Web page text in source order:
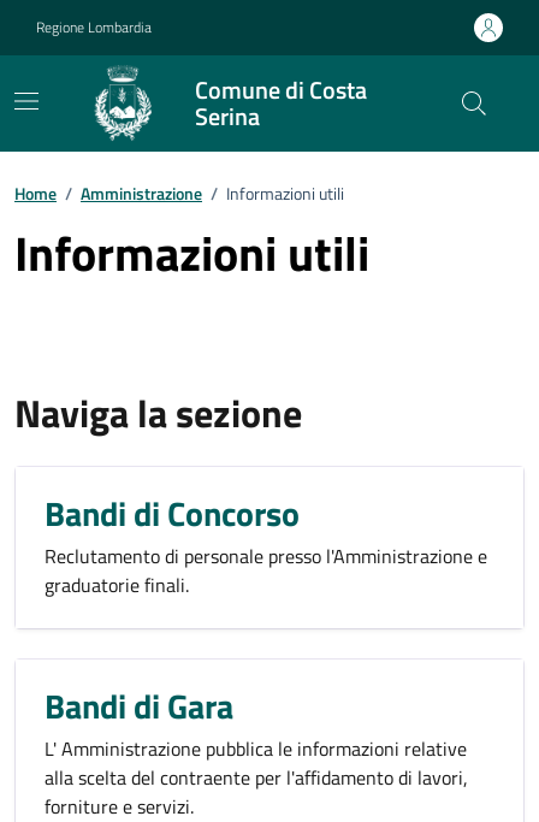
Regione Lombardia
Comune di Costa
Serina
Home / Amministrazione / Informazioni utili
Informazioni utili
Naviga la sezione
Bandi di Concorso
Reclutamento di personale presso l'Amministrazione e
graduatorie finali.
Bandi di Gara
L' Amministrazione pubblica le informazioni relative
alla scelta del contraente per l'affidamento di lavori,
forniture e servizi.